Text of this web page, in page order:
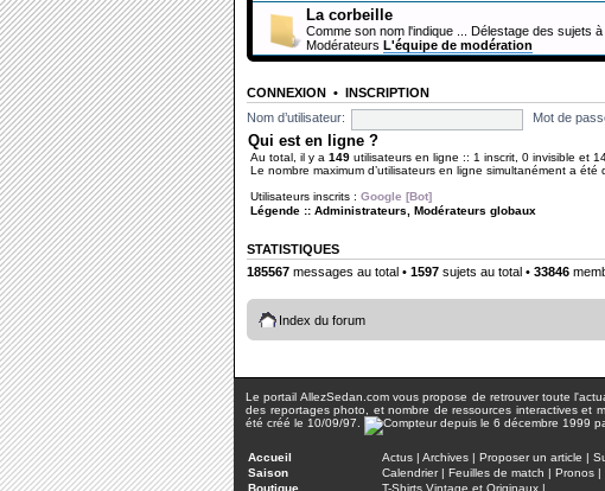
La corbeille
Comme son nom l'indique ... Délestage des sujets à
Modérateurs L'équipe de modération
CONNEXION • INSCRIPTION
Nom d’utilisateur:
Mot de
Qui est en ligne ?
Au total, il y a 149 utilisateurs en ligne :: 1 inscrit, 0 invisible et
Le nombre maximum d’utilisateurs en ligne simultanément a été
Utilisateurs inscrits : Google [Bot]
Légende :: Administrateurs Modérateurs globaux
STATISTIQUES
185567 messages au total • 1597 sujets au total • 33846
Index du forum
Le portail AllezSedan.com vous propose de retrouver toute
des reportages photo, et nombre de ressources interactives et
été créé le 10/09/97.
Accueil Actus | Archives | Proposer un article |
Saison
Calendrier| Feuilles de match | Pronos |
Boutique
T-Shirts Vintage et Originaux |